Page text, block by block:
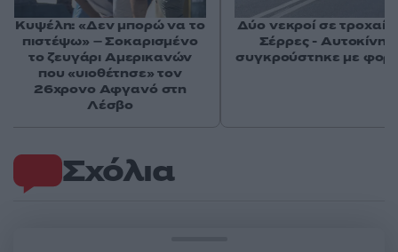
Σχόλια
Κυψέλη: «Δεν μπορώ να το
πιστέψω» – Σοκαρισμένο
το ζευγάρι Αμερικανών
που «υιοθέτησε» τον
26χρονο Αφγανό στη
Λέσβο
Δύο νεκροί σε τροχαίο
Σέρρες -
συγκρούστηκε με